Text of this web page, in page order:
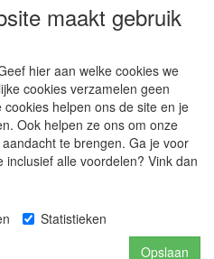
maakt gebruik
hier aan welke cookies we
cookies verzamelen geen
helpen ons de site en je
Ook helpen ze ons om onze
te brengen. Ga je voor
alle voordelen? Vink dan
Statistieken
Opslaan